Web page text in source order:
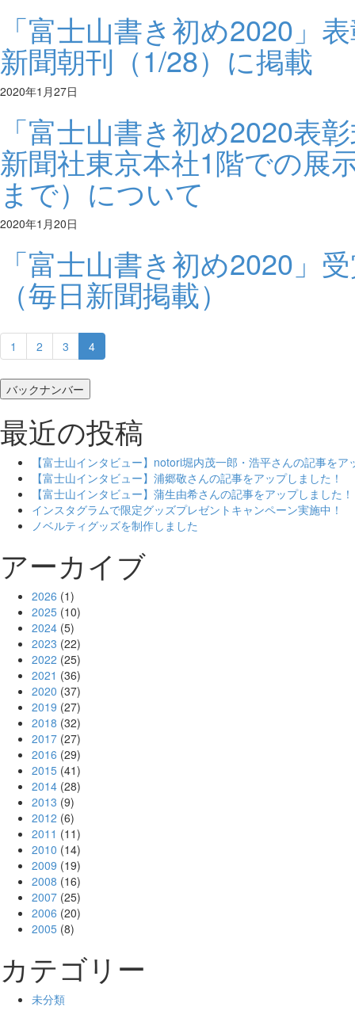
「富士山書き初め2020」
新聞朝刊（1/28）に掲載
2020年1月27日
「富士山書き初め2020表
新聞社東京本社1階での展
まで）について
2020年1月20日
「富士山書き初め2020」
（毎日新聞掲載）
1 2 3 4
バックナンバー
最近の投稿
【富士山インタビュー】notori堀内茂一郎・浩平さんの記事をア
【富士山インタビュー】浦郷敬さんの記事をアップしました！
【富士山インタビュー】蒲生由希さんの記事をアップしました！
インスタグラムで限定グッズプレゼントキャンペーン実施中！
ノベルティグッズを制作しました
アーカイブ
2026 (1)
2025 (10)
2024 (5)
2023 (22)
2022 (25)
2021 (36)
2020 (37)
2019 (27)
2018 (32)
2017 (27)
2016 (29)
2015 (41)
2014 (28)
2013 (9)
2012 (6)
2011 (11)
2010 (14)
2009 (19)
2008 (16)
2007 (25)
2006 (20)
2005 (8)
カテゴリー
未分類